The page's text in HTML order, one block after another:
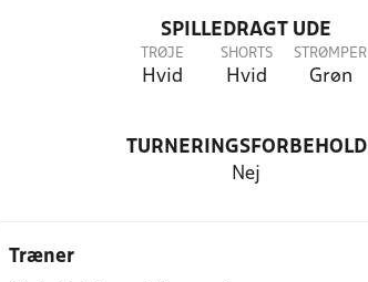
SPILLEDRAGT UDE
TRØJE
Hvid
SHORTS
Hvid
STRØMPER
Grøn
TURNERINGSFORBEHOLD
Nej
Træner